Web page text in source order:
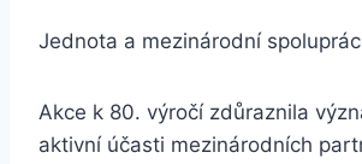
Jednota a mezinárodní
Akce k 80. výročí zdůraznila
aktivní účasti mezinárodních